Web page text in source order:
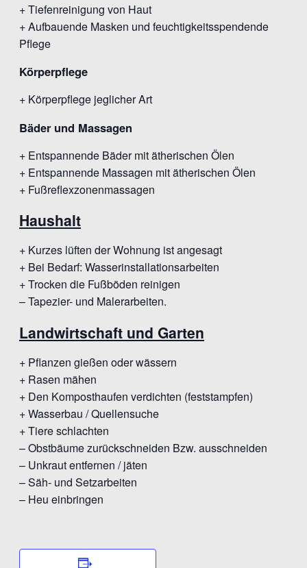
+ Tiefenreinigung von Haut
+ Aufbauende Masken und feuchtigkeitsspendende
Pflege
Körperpflege
+ Körperpflege jeglicher Art
Bäder und Massagen
+ Entspannende Bäder mit ätherischen Ölen
+ Entspannende Massagen mit ätherischen Ölen
+ Fußreflexzonenmassagen
Haushalt
+ Kurzes lüften der Wohnung ist angesagt
+ Bei Bedarf: Wasserinstallationsarbeiten
+ Trocken die Fußböden reinigen
– Tapezier- und Malerarbeiten.
Landwirtschaft und Garten
+ Pflanzen gießen oder wässern
+ Rasen mähen
+ Den Komposthaufen verdichten (feststampfen)
+ Wasserbau / Quellensuche
+ Tiere schlachten
– Obstbäume zurückschneiden Bzw. ausschneiden
– Unkraut entfernen / jäten
– Säh- und Setzarbeiten
– Heu einbringen